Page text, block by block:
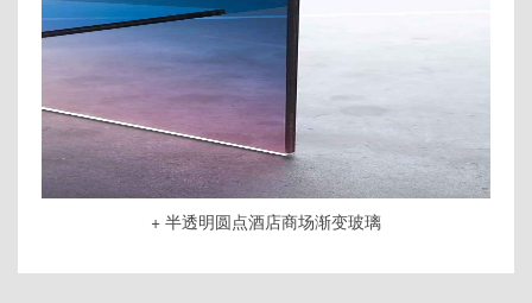
+ 半透明圆点酒店商场渐变玻璃